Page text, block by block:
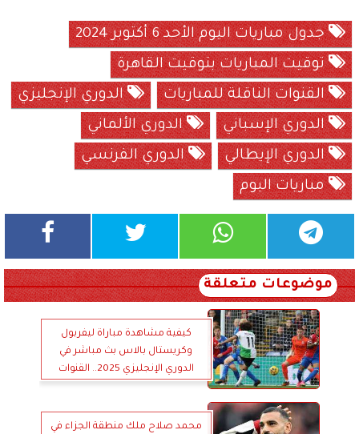
جدول مباريات اليوم الأحد 6 أكتوبر 2024
توقيت المباريات بتوقيت القاهرة
القنوات الناقلة للمباريات
الدوري الإنجليزي
الدوري الإسباني
الدوري الألماني
الدوري الإيطالي
الدوري الفرنسي
مباريات اليوم
موضوعات متعلقة
كيفية مشاهدة مباراة ليفربول
وكريستال بالاس بث مباشر في
الدوري الإنجليزي 2025.. القنوات
محمد صلاح ملك منطقة الجزاء في